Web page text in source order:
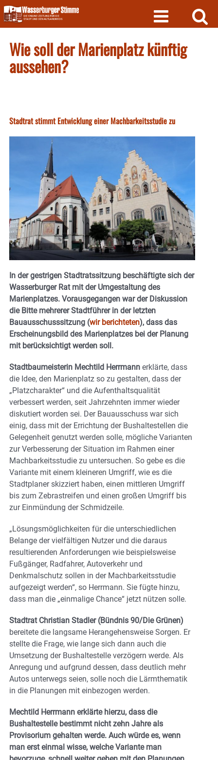
Skip
to
content
Wie soll der Marienplatz künftig
aussehen?
Stadtrat stimmt Entwicklung einer Machbarkeitsstudie zu
In der gestrigen Stadtratssitzung beschäftigte sich der
Wasserburger Rat mit der Umgestaltung des
Marienplatzes. Vorausgegangen war der Diskussion
die Bitte mehrerer Stadtführer in der letzten
Bauausschusssitzung (wir berichteten), dass das
Erscheinungsbild des Marienplatzes bei der Planung
mit berücksichtigt werden soll.
Stadtbaumeisterin Mechtild Herrmann erklärte, dass
die Idee, den Marienplatz so zu gestalten, dass der
„Platzcharakter“ und die Aufenthaltsqualität
verbessert werden, seit Jahrzehnten immer wieder
diskutiert worden sei. Der Bauausschuss war sich
einig, dass mit der Errichtung der Bushaltestellen die
Gelegenheit genutzt werden solle, mögliche Varianten
zur Verbesserung der Situation im Rahmen einer
Machbarkeitsstudie zu untersuchen. So gebe es die
Variante mit einem kleineren Umgriff, wie es die
Stadtplaner skizziert haben, einen mittleren Umgriff
bis zum Zebrastreifen und einen großen Umgriff bis
zur Einmündung der Schmidzeile.
„Lösungsmöglichkeiten für die unterschiedlichen
Belange der vielfältigen Nutzer und die daraus
resultierenden Anforderungen wie beispielsweise
Fußgänger, Radfahrer, Autoverkehr und
Denkmalschutz sollen in der Machbarkeitsstudie
aufgezeigt werden“, so Herrmann. Sie fügte hinzu,
dass man die „einmalige Chance“ jetzt nützen solle.
Stadtrat Christian Stadler (Bündnis 90/Die Grünen)
bereitete die langsame Herangehensweise Sorgen. Er
stellte die Frage, wie lange sich dann auch die
Umsetzung der Bushaltestelle verzögern werde. Als
Anregung und aufgrund dessen, dass deutlich mehr
Autos unterwegs seien, solle noch die Lärmthematik
in die Planungen mit einbezogen werden.
Mechtild Herrmann erklärte hierzu, dass die
Bushaltestelle bestimmt nicht zehn Jahre als
Provisorium gehalten werde. Auch würde es, wenn
man erst einmal wisse, welche Variante man